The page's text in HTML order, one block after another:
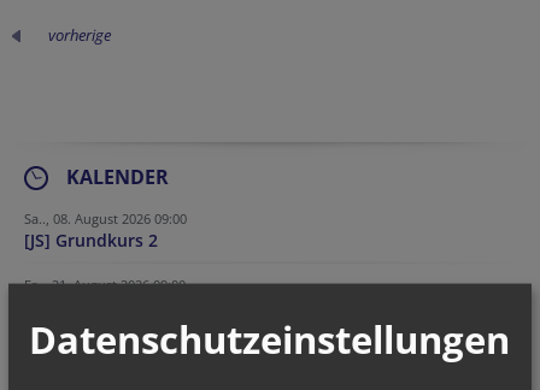
vorherige
KALENDER
Sa.., 08. August 2026 09:00
[JS] Grundkurs 2
Fr.., 21. August 2026 09:00
Fr.., 28. August 2026 09:00
Datenschutzeinstellungen